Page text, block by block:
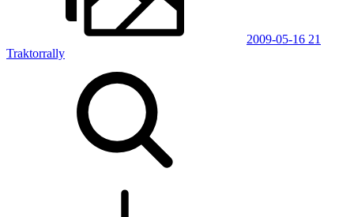
2009-05-16 21
Traktorrally